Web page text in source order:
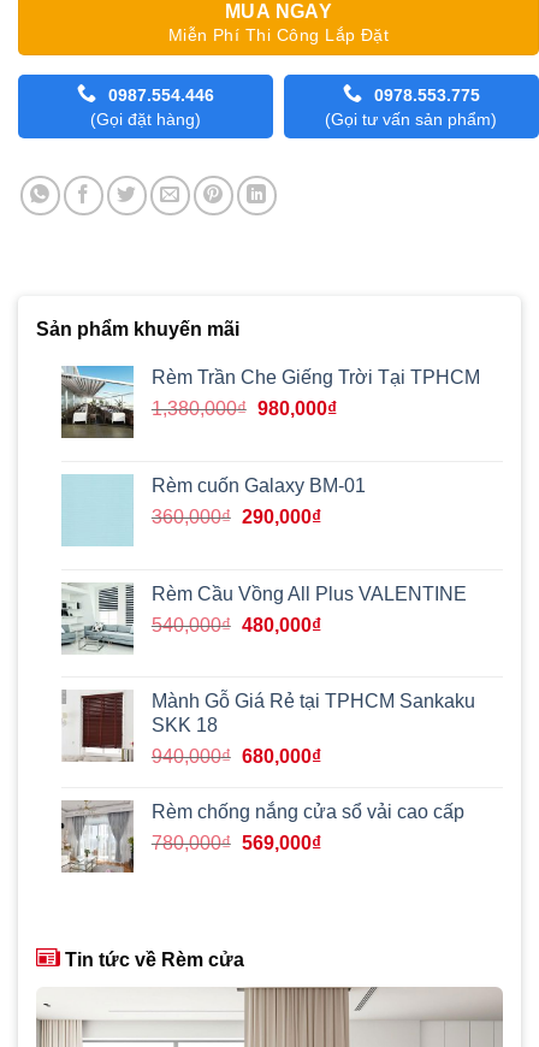
MUA NGAY
Miễn Phí Thi Công Lắp Đặt
0987.554.446
(Gọi đặt hàng)
0978.553.775
(Gọi tư vấn sản phẩm)
Sản phẩm khuyến mãi
Rèm Trần Che Giếng Trời Tại TPHCM
1,380,000₫ Giá
1,380,000₫.
980,000₫Giá
là:
Rèm cuốn Galaxy BM-01
360,000₫ Giá
360,000₫.
290,000₫Giá
là:
290,000₫.
Rèm Cầu Vồng All Plus VALENTINE
540,000₫ Giá
540,000₫.
480,000₫Giá
là:
Mành Gỗ Giá Rẻ tại TPHCM Sankaku
SKK 18
940,000₫ Giá
là:
940,000₫.
680,000₫Giá
tại
là:
Rèm chống nắng cửa sổ vải cao cấp
780,000₫ Giá
569,000₫Giá
Tin tức về Rèm cửa